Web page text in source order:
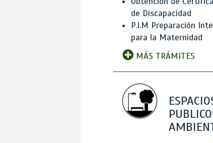
de Discapacidad
P.I.M Preparación
para la Maternidad
MÁS TRÁMITES